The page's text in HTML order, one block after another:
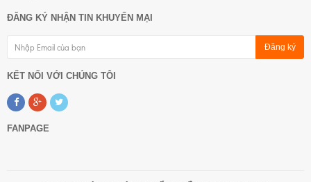
ĐĂNG KÝ NHẬN TIN KHUYẾN MẠI
Đăng ký
KẾT NỐI VỚI CHÚNG TÔI
FANPAGE